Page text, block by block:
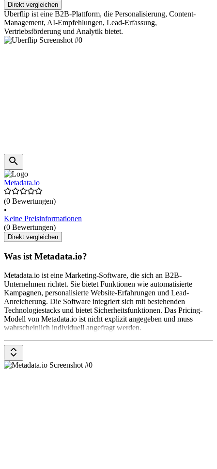
Direkt vergleichen
Uberflip ist eine B2B-Plattform, die Personalisierung, Content-
Management, AI-Empfehlungen, Lead-Erfassung,
Vertriebsförderung und Analytik bietet.
Metadata.io
(0 Bewertungen)
•
Keine Preisinformationen
(0 Bewertungen)
Direkt vergleichen
Was ist Metadata.io?
Metadata.io ist eine Marketing-Software, die sich an B2B-
Unternehmen richtet. Sie bietet Funktionen wie automatisierte
Kampagnen, personalisierte Website-Erfahrungen und Lead-
Anreicherung. Die Software integriert sich mit bestehenden
Technologiestacks und bietet Sicherheitsfunktionen. Das Pricing-
Modell von Metadata.io ist nicht explizit angegeben und muss
wahrscheinlich individuell angefragt werden.